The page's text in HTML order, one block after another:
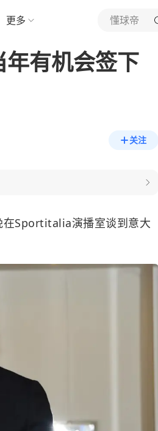
更多 懂球帝
有机会签下
关注
在Sportitalia演播室谈到意大